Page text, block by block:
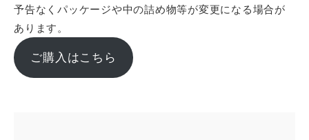
予告なくパッケージや中の詰め物等が変更になる場合が
あります。
ご購入はこちら